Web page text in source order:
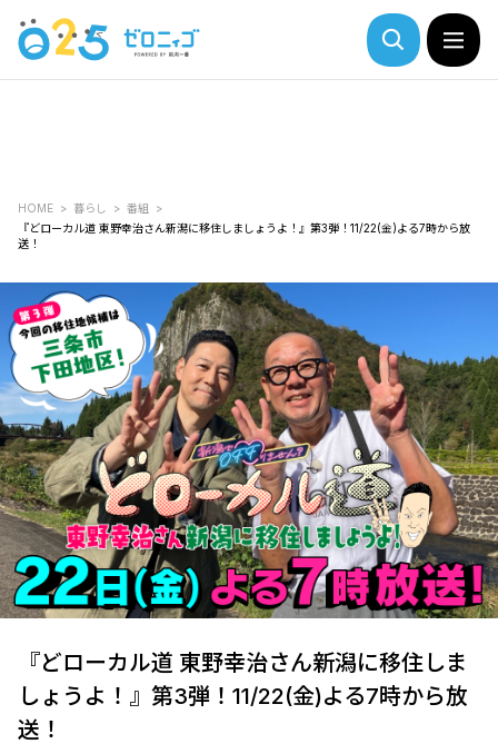
HOME 暮らし
番組
『どローカル道 東野幸治さん新潟に移住しましょうよ！』第3弾！11/22(金)よる7時から放
送！
『どローカル道 東野幸治さん新潟に移住しま
しょうよ！』第3弾！11/22(金)よる7時から放
送！